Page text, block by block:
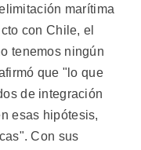
marítima
con Chile, el
tenemos ningún
que "lo que
de integración
esas hipótesis,
Con sus